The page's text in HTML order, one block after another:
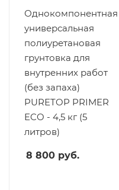
Однокомпонентная
универсальная
полиуретановая
грунтовка для
внутренних работ
(без запаха)
PURETOP PRIMER
ECO - 4,5 кг (5
литров)
8 800 руб.